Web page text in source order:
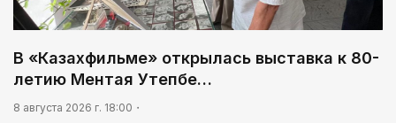
В «Казахфильме» открылась выставка к 80-
летию Ментая Утепбе…
8 августа 2026 г. 18:00